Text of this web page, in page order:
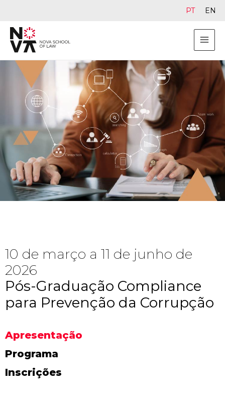
10 de março a 11 de junho de
2026
Pós-Graduação Compliance
para Prevenção da Corrupção
Apresentação
Programa
Inscrições
PT EN